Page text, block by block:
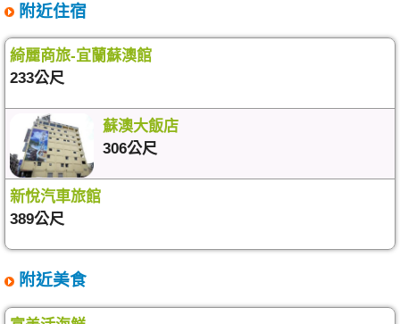
附近住宿
綺麗商旅-宜蘭蘇澳館
233公尺
蘇澳大飯店
306公尺
新悅汽車旅館
389公尺
附近美食